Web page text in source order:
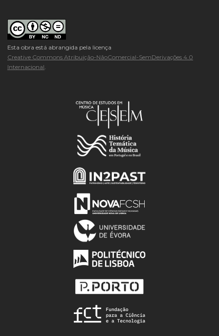
Esta obra está abrangida pela licença
Creative Commons Atribuição-NãoComercial-SemDerivações 4.0
Internacional